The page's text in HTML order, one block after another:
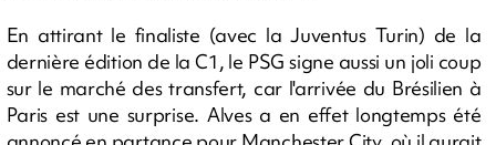
En attirant le finaliste (avec la Juventus Turin) de la
dernière édition de la C1, le PSG signe aussi un joli coup
sur le marché des transfert, car l'arrivée du Brésilien à
Paris est une surprise. Alves a en effet longtemps été